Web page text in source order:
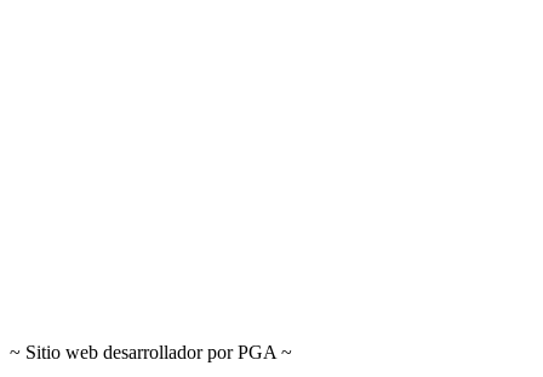
~ Sitio web desarrollador por PGA ~